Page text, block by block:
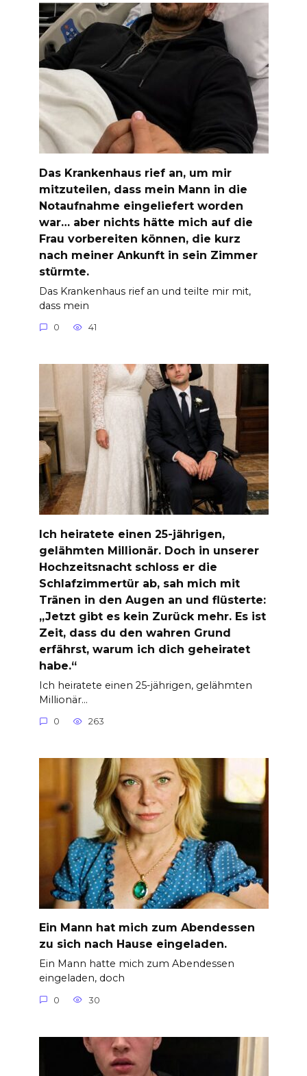
Das Krankenhaus rief an, um mir
mitzuteilen, dass mein Mann in die
Notaufnahme eingeliefert worden
war… aber nichts hätte mich auf die
Frau vorbereiten können, die kurz
nach meiner Ankunft in sein Zimmer
stürmte.
Das Krankenhaus rief an und teilte mir mit,
dass mein
0 41
Ich heiratete einen 25-jährigen,
gelähmten Millionär. Doch in unserer
Hochzeitsnacht schloss er die
Schlafzimmertür ab, sah mich mit
Tränen in den Augen an und flüsterte:
„Jetzt gibt es kein Zurück mehr. Es ist
Zeit, dass du den wahren Grund
erfährst, warum ich dich geheiratet
habe.“
Ich heiratete einen 25-jährigen, gelähmten
Millionär…
0 263
Ein Mann hat mich zum Abendessen
zu sich nach Hause eingeladen.
Ein Mann hatte mich zum Abendessen
eingeladen, doch
0 30